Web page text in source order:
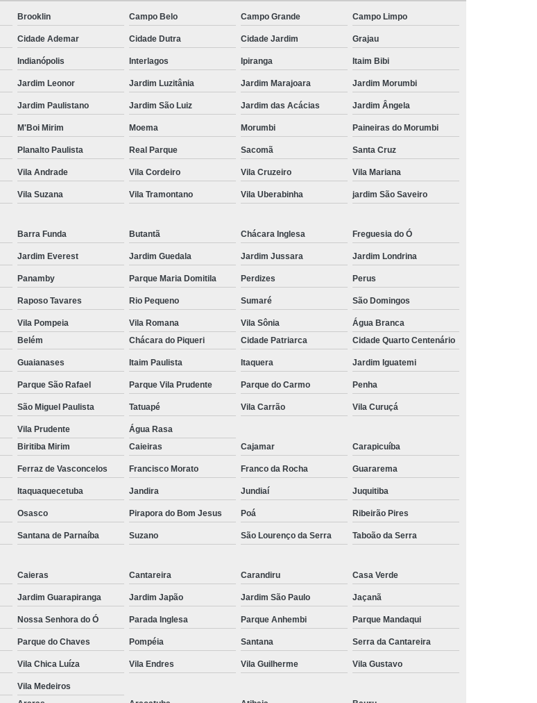
Brooklin Campo Belo Campo Grande Campo Limpo
Cidade Ademar Cidade Dutra Cidade Jardim Grajau
Indianópolis Interlagos Ipiranga Itaim Bibi
Jardim Leonor Jardim Luzitânia Jardim Marajoara Jardim Morumbi
Jardim Paulistano Jardim São Luiz Jardim das Acácias Jardim Ângela
M'Boi Mirim Moema Morumbi Paineiras do Morumbi
Planalto Paulista Real Parque Sacomã Santa Cruz
Vila Andrade Vila Cordeiro Vila Cruzeiro Vila Mariana
Vila Suzana Vila Tramontano Vila Uberabinha jardim São Saveiro
Barra Funda Butantã Chácara Inglesa Freguesia do Ó
Jardim Everest Jardim Guedala Jardim Jussara Jardim Londrina
Panamby Parque Maria Domitila Perdizes Perus
Raposo Tavares Rio Pequeno Sumaré São Domingos
Vila Pompeia Vila Romana Vila Sônia
Água Branca
Belém Chácara do Piqueri Cidade Patriarca Cidade Quarto Centenário
Guaianases Itaim Paulista Itaquera Jardim Iguatemi
Parque São Rafael Parque Vila Prudente Parque do Carmo Penha
São Miguel Paulista Tatuapé Vila Carrão Vila Curuçá
Vila Prudente
Água Rasa
Biritiba Mirim Caieiras Cajamar Carapicuíba
Ferraz de Vasconcelos Francisco Morato Franco da Rocha Guararema
Itaquaquecetuba Jandira Jundiaí Juquitiba
Osasco Pirapora do Bom Jesus Poá Ribeirão Pires
Santana de Parnaíba Suzano São Lourenço da Serra Taboão da Serra
Caieras Cantareira Carandiru Casa Verde
Jardim Guarapiranga Jardim Japão Jardim São Paulo Jaçanã
Nossa Senhora do Ó Parada Inglesa Parque Anhembi Parque Mandaqui
Parque do Chaves Pompéia Santana Serra da Cantareira
Vila Chica Luíza Vila Endres Vila Guilherme Vila Gustavo
Vila Medeiros